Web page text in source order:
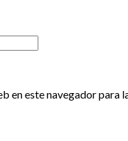
en este navegador para